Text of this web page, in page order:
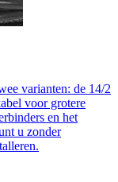
varianten: de 14/2
voor grotere
en het
u zonder